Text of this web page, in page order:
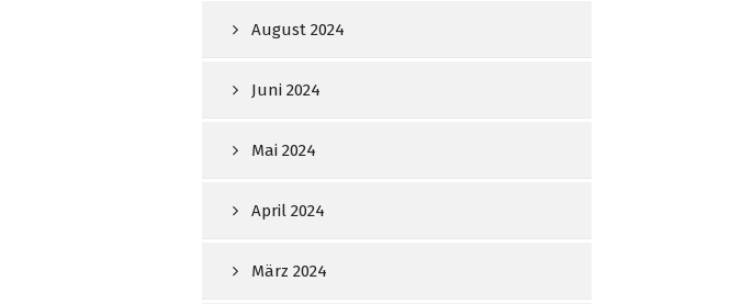
August 2024
Juni 2024
Mai 2024
April 2024
März 2024